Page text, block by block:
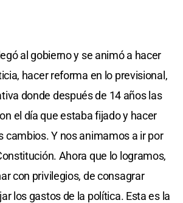
al gobierno y se animó a hacer
hacer reforma en lo previsional,
donde después de 14 años las
el día que estaba fijado y hacer
cambios. Y nos animamos a ir por
Ahora que lo logramos,
con privilegios, de consagrar
los gastos de la política. Esta es la